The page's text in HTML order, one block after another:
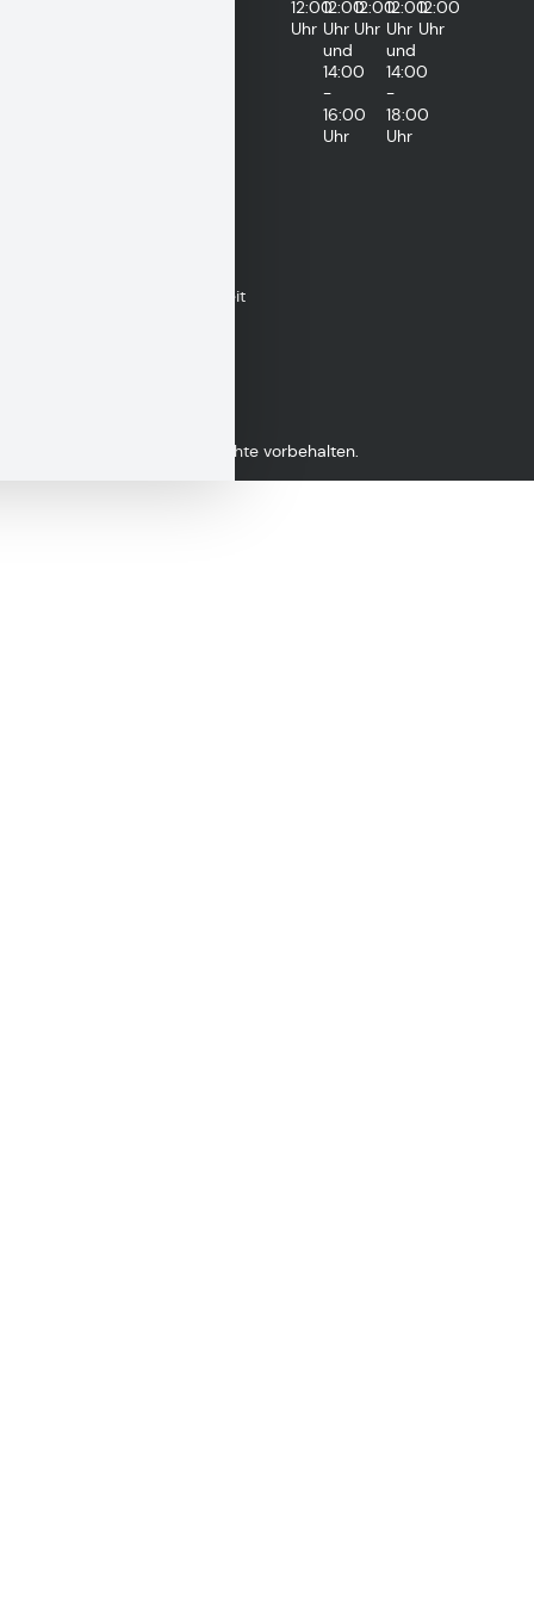
12:00
Uhr
12:00
Uhr
und
14:00
-
16:00
Uhr
12:00
Uhr
12:00
Uhr
und
14:00
-
18:00
Uhr
12:00
Uhr
Erklärung zur Barrierefreiheit
Copyright 2026 © Alle Rechte vorbehalten.